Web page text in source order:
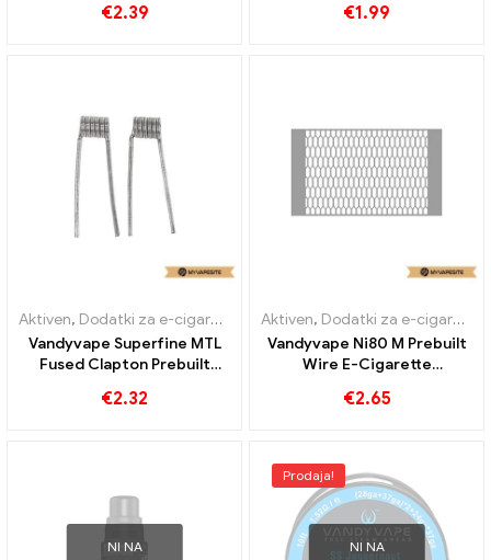
meri
€2.39 €1.99
Aktiven, Dodatki za e-cigarete
Vandyvape Superfine MTL
Fused Clapton Prebuilt
Zigaretten Großhandel丨
€2.32
Aktiven, Dodatki za e-cigarete
Vandyvape Ni80 M Prebuilt
Wire E-Cigarette
€2.65
NI NA
Prodaja!
NI NA